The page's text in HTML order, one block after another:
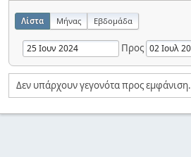
Λίστα Μήνας Εβδομάδα
Προς
Δεν υπάρχουν γεγονότα προς εμφάνιση.